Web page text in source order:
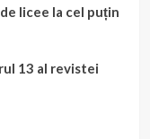
licee la cel puțin
13 al revistei